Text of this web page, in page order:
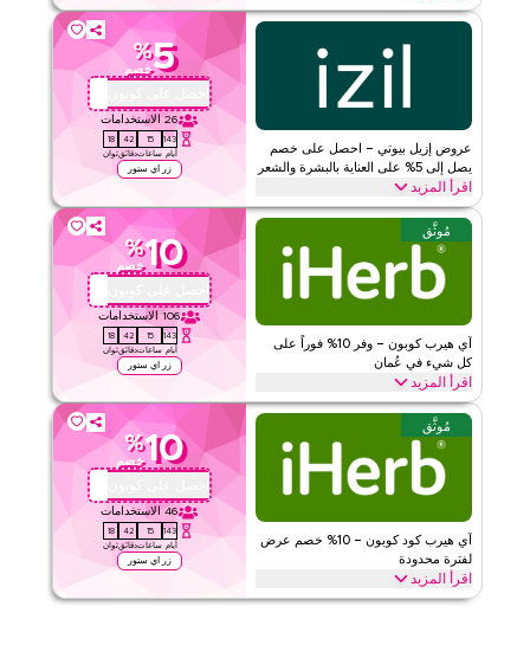
احصل على خصم 5% على جميع المنتجات مع عرض إزيل بيوتي الموثق
والمحدود الوقت.طبق عند إتمام الشراء لتوفير على العناية بالبشرة والعناية
بالشعر والعناية بالجسم والعناية بالشفاه والطقوس المغربية للجمال اليوم
الأحكام والشروط
الحد الأدنى للطلب
لا شيء
ينطبق على
الفئات
عروض إزيل بيوتي – احصل على خصم
يصل إلى 5% على العناية بالبشرة والشعر
اقرأ المزيد
5
%
خصم
احصل على كوبون
26 الاستخدامات
143
أيام
15
ساعات
42
دقائق
17
ثوان
زر اي ستور
وفّر حتى 5% مع عرض إزيل بيوتي هذا على العناية بالبشرة والشعر بما في
ذلك زيوت الوجه والأمصال وزيت الجسم وأقنعة الشعر وغيرها من
مستلزمات الجمال المغربية الطبيعية الأساسية. خصم لفترة محدودة.
إزيل بيوتي الأحكام والشروط
الحد الأدنى للطلب
لا شيء
ينطبق على
الفئات
التقييم
مُوثَّق
آي هيرب كوبون – وفر 10% فوراً على
كل شيء في عُمان
اقرأ المزيد
10
%
خصم
احصل على كوبون
106 الاستخدامات
143
أيام
15
ساعات
42
دقائق
17
ثوان
زر اي ستور
وفر 10% فوراً مع كود آي هيرب هذا على كل شيء. استخدم الآن للحصول
على خصومات حصرية على الفئات الرئيسية مثل الصحة، الجمال، الطفل،
العافية وأكثر.
اي هيرب الأحكام والشروط
الحد الأدنى للطلب
لا شيء
ينطبق على
ويب/تطبيق
الفئات
مُوثَّق
آي هيرب كود كوبون – 10% خصم عرض
لفترة محدودة
اقرأ المزيد
10
%
خصم
احصل على كوبون
46 الاستخدامات
143
أيام
15
ساعات
42
دقائق
17
ثوان
زر اي ستور
احصل على 10% خصم على جميع الفئات مع كود البرومو لفترة محدودة هذا